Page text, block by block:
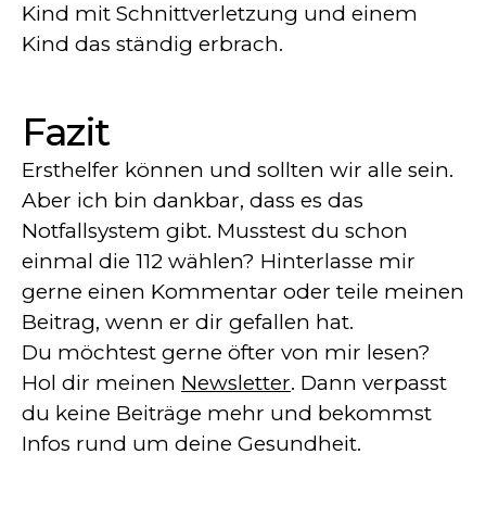
Kind mit Schnittverletzung und einem
Kind das ständig erbrach.
Fazit
Ersthelfer können und sollten wir alle sein.
Aber ich bin dankbar, dass es das
Notfallsystem gibt. Musstest du schon
einmal die 112 wählen? Hinterlasse mir
gerne einen Kommentar oder teile meinen
Beitrag, wenn er dir gefallen hat.
Du möchtest gerne öfter von mir lesen?
Hol dir meinen Newsletter. Dann verpasst
du keine Beiträge mehr und bekommst
Infos rund um deine Gesundheit.